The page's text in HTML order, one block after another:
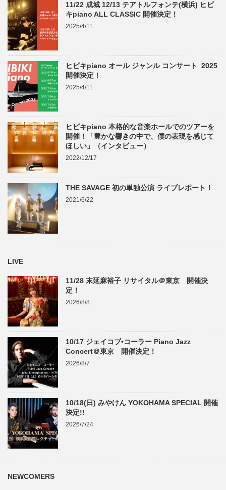
11/22 成城 12/13 テアトルフォンテ(横浜) ヒビ
キpiano ALL CLASSIC 開催決定！
2025/4/11
ヒビキpiano オール ジャンル コンサート 2025
開催決定！
2025/4/11
ヒビキpiano 本格的な音楽ホールでのツアーを
開催！「豊かな響きの中で、僕の表現を感じて
ほしい」（インタビュー）
2022/12/17
THE SAVAGE 初の単独公演 ライブレポート！
2021/6/22
LIVE
11/28 末延麻裕子 リサイタル＠東京 開催決
定！
2026/8/8
10/17 ジェイコブ•コーラー Piano Jazz
Concert＠東京 開催決定！
2026/8/7
10/18(日) みやけん YOKOHAMA SPECIAL 開催
決定!!
2026/7/24
NEWCOMERS